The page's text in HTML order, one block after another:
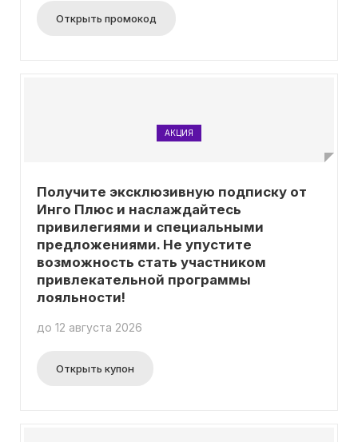
Открыть промокод
АКЦИЯ
Получите эксклюзивную подписку от
Инго Плюс и наслаждайтесь
привилегиями и специальными
предложениями. Не упустите
возможность стать участником
привлекательной программы
лояльности!
до 12 августа 2026
Открыть купон